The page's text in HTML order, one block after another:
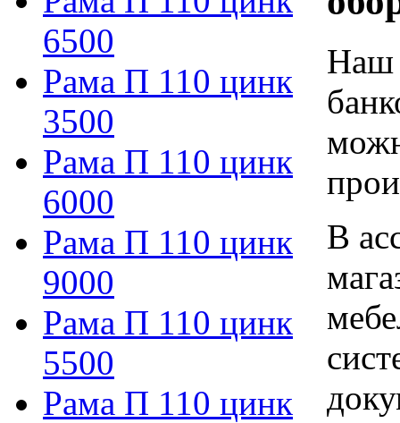
6500
Рама П 110 цинк
3500
Рама П 110 цинк
6000
Рама П 110 цинк
9000
Рама П 110 цинк
5500
Рама П 110 цинк
Наш
В